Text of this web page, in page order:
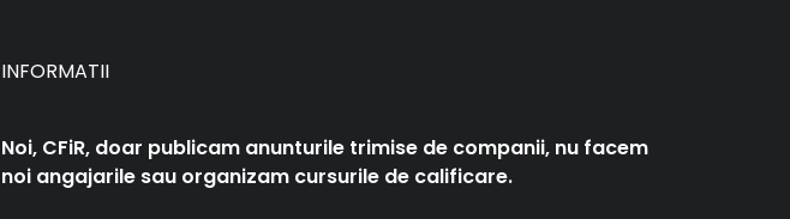
INFORMATII
Noi, CFiR, doar publicam anunturile trimise de companii, nu facem
noi angajarile sau organizam cursurile de calificare.